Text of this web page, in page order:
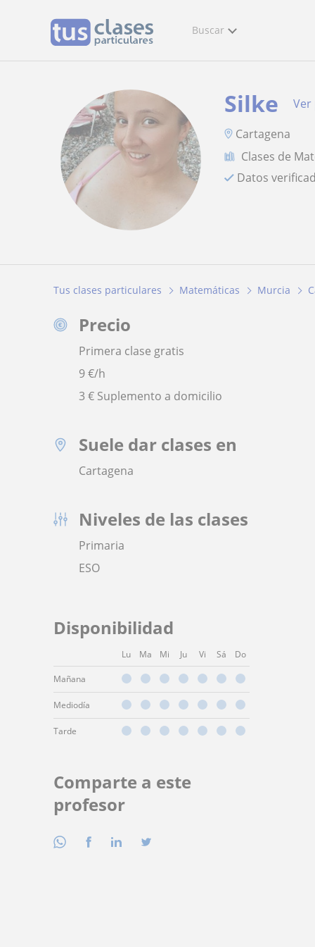
Buscar
Silke
Ver
Cartagena
Clases de
Datos
Tus clases particulares Matemáticas Murcia
Precio
Primera clase gratis
9€/h
3 € Suplemento a domicilio
Suele dar clases en
Cartagena
Niveles de las clases
Primaria
ESO
Disponibilidad
Lu Ma Mi Ju Vi Sá Do
Mañana
Mediodía
Tarde
Comparte a este
profesor